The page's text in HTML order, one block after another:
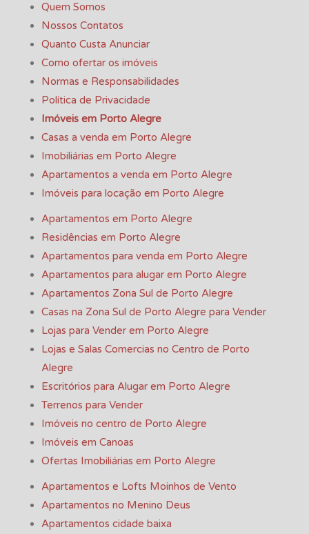
Quem Somos
Nossos Contatos
Quanto Custa Anunciar
Como ofertar os imóveis
Normas e Responsabilidades
Política de Privacidade
Imóveis em Porto Alegre
Casas a venda em Porto Alegre
Imobiliárias em Porto Alegre
Apartamentos a venda em Porto Alegre
Imóveis para locação em Porto Alegre
Apartamentos em Porto Alegre
Residências em Porto Alegre
Apartamentos para venda em Porto Alegre
Apartamentos para alugar em Porto Alegre
Apartamentos Zona Sul de Porto Alegre
Casas na Zona Sul de Porto Alegre para Vender
Lojas para Vender em Porto Alegre
Lojas e Salas Comercias no Centro de Porto
Alegre
Escritórios para Alugar em Porto Alegre
Terrenos para Vender
Imóveis no centro de Porto Alegre
Imóveis em Canoas
Ofertas Imobiliárias em Porto Alegre
Apartamentos e Lofts Moinhos de Vento
Apartamentos no Menino Deus
Apartamentos cidade baixa